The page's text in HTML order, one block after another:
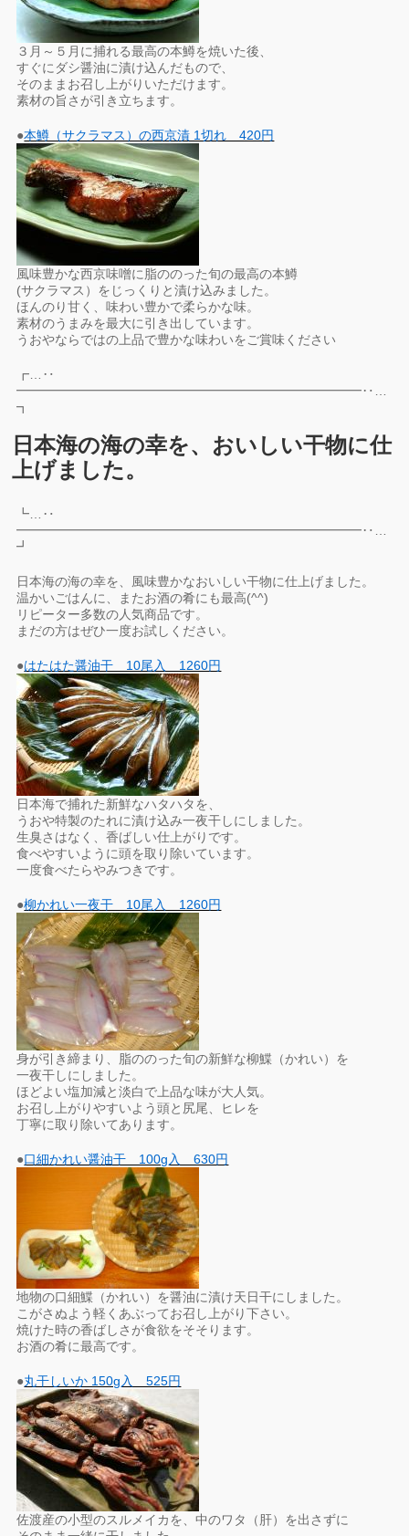
３月～５月に捕れる最高の本鱒を焼いた後、
すぐにダシ醤油に漬け込んだもので、
そのままお召し上がりいただけます。
素材の旨さが引き立ちます。
●本鱒（サクラマス）の西京漬 1切れ 420円
風味豊かな西京味噌に脂ののった旬の最高の本鱒
(サクラマス）をじっくりと漬け込みました。
ほんのり甘く、味わい豊かで柔らかな味。
素材のうまみを最大に引き出しています。
うおやならではの上品で豊かな味わいをご賞味ください
┏…‥
━━━━━━━━━━━━━━━━━━━━━━━━━━━‥…
┓
日本海の海の幸を、おいしい干物に仕
上げました。
┗…‥
━━━━━━━━━━━━━━━━━━━━━━━━━━━‥…
┛
日本海の海の幸を、風味豊かなおいしい干物に仕上げました。
温かいごはんに、またお酒の肴にも最高(^^)
リピーター多数の人気商品です。
まだの方はぜひ一度お試しください。
●はたはた醤油干 10尾入 1260円
日本海で捕れた新鮮なハタハタを、
うおや特製のたれに漬け込み一夜干しにしました。
生臭さはなく、香ばしい仕上がりです。
食べやすいように頭を取り除いています。
一度食べたらやみつきです。
●柳かれい一夜干 10尾入 1260円
身が引き締まり、脂ののった旬の新鮮な柳鰈（かれい）を
一夜干しにしました。
ほどよい塩加減と淡白で上品な味が大人気。
お召し上がりやすいよう頭と尻尾、ヒレを
丁寧に取り除いてあります。
●口細かれい醤油干 100g入 630円
地物の口細鰈（かれい）を醤油に漬け天日干にしました。
こがさぬよう軽くあぶってお召し上がり下さい。
焼けた時の香ばしさが食欲をそそります。
お酒の肴に最高です。
●丸干しいか 150g入 525円
佐渡産の小型のスルメイカを、中のワタ（肝）を出さずに